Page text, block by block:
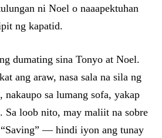
ni Noel o naaapektuhan
ng kapatid.
dumating sina Tonyo at Noel.
ang araw, nasa sala na sila ng
sa lumang sofa, yakap
Sa loob nito, may maliit na sobre
“Saving” — hindi iyon ang tunay